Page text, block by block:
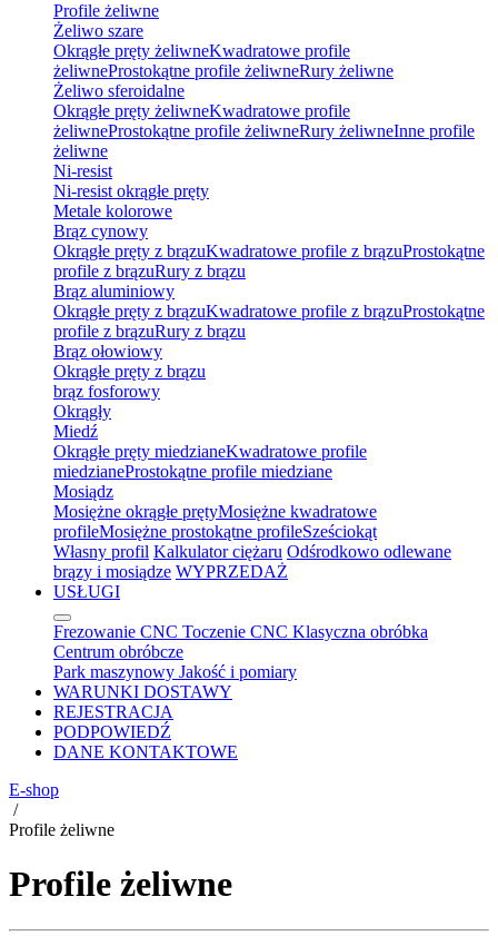
Profile żeliwne
Żeliwo szare
Okrągłe pręty żeliwneKwadratowe profile
żeliwneProstokątne profile żeliwneRury żeliwne
Żeliwo sferoidalne
Okrągłe pręty żeliwneKwadratowe profile
żeliwneProstokątne profile żeliwneRury żeliwneInne profile
żeliwne
Ni-resist
Ni-resist okrągłe pręty
Metale kolorowe
Brąz cynowy
Okrągłe pręty z brązuKwadratowe profile z brązuProstokątne
profile z brązuRury z brązu
Brąz aluminiowy
Okrągłe pręty z brązuKwadratowe profile z brązuProstokątne
profile z brązuRury z brązu
Brąz ołowiowy
Okrągłe pręty z brązu
brąz fosforowy
Okrągły
Miedź
Okrągłe pręty miedzianeKwadratowe profile
miedzianeProstokątne profile miedziane
Mosiądz
Mosiężne okrągłe prętyMosiężne kwadratowe
profileMosiężne prostokątne profileSześciokąt
Własny profil Kalkulator ciężaru Odśrodkowo odlewane
brązy i mosiądze WYPRZEDAŻ
USŁUGI
Frezowanie CNC Toczenie CNC Klasyczna obróbka
Centrum obróbcze
Park maszynowy Jakość i pomiary
WARUNKI DOSTAWY
REJESTRACJA
PODPOWIEDŹ
DANE KONTAKTOWE
E-shop
/
Profile żeliwne
Profile żeliwne